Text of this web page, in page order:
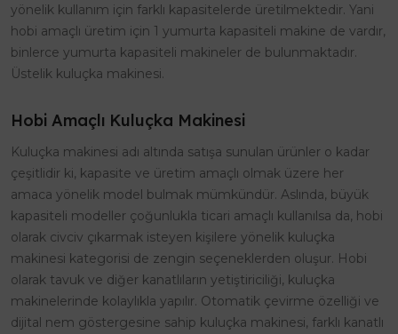
yönelik kullanım için farklı kapasitelerde üretilmektedir. Yani
hobi amaçlı üretim için 1 yumurta kapasiteli makine de vardır,
binlerce yumurta kapasiteli makineler de bulunmaktadır.
Üstelik kuluçka makinesi.
Hobi Amaçlı Kuluçka Makinesi
Kuluçka makinesi adı altında satışa sunulan ürünler o kadar
çeşitlidir ki, kapasite ve üretim amaçlı olmak üzere her
amaca yönelik model bulmak mümkündür. Aslında, büyük
kapasiteli modeller çoğunlukla ticari amaçlı kullanılsa da, hobi
olarak civciv çıkarmak isteyen kişilere yönelik kuluçka
makinesi kategorisi de zengin seçeneklerden oluşur. Hobi
olarak tavuk ve diğer kanatlıların yetiştiriciliği, kuluçka
makinelerinde kolaylıkla yapılır. Otomatik çevirme özelliği ve
dijital nem göstergesine sahip kuluçka makinesi, farklı kanatlı